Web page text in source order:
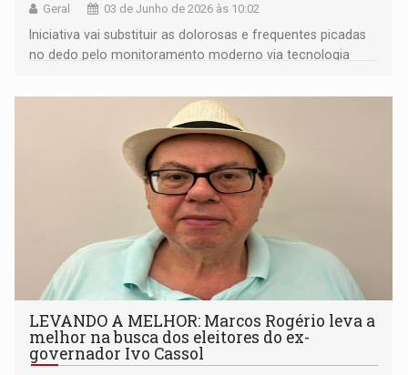
Geral 03 de Junho de 2026 às 10:02
Iniciativa vai substituir as dolorosas e frequentes picadas
no dedo pelo monitoramento moderno via tecnologia
LEVANDO A MELHOR: Marcos Rogério leva a
melhor na busca dos eleitores do ex-
governador Ivo Cassol